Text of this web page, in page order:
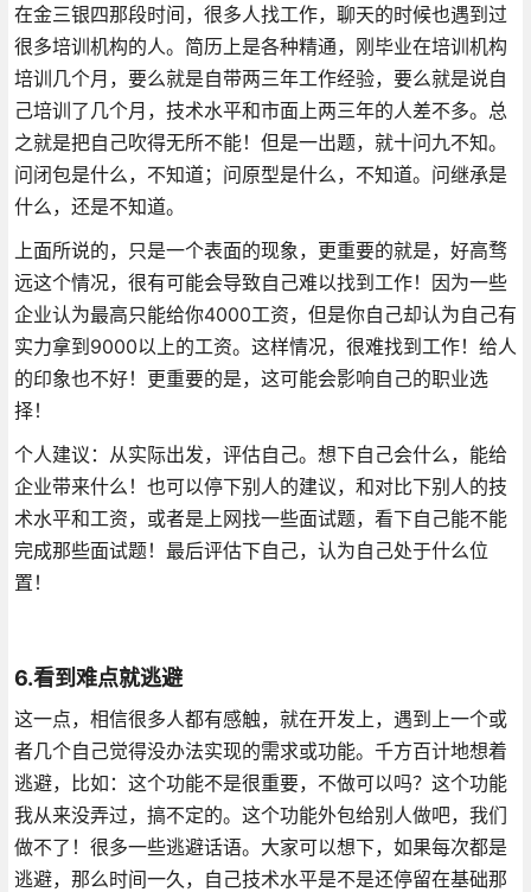
在金三银四那段时间，很多人找工作，聊天的时候也遇到过
很多培训机构的人。简历上是各种精通，刚毕业在培训机构
培训几个月，要么就是自带两三年工作经验，要么就是说自
己培训了几个月，技术水平和市面上两三年的人差不多。总
之就是把自己吹得无所不能！但是一出题，就十问九不知。
问闭包是什么，不知道；问原型是什么，不知道。问继承是
什么，还是不知道。
上面所说的，只是一个表面的现象，更重要的就是，好高骛
远这个情况，很有可能会导致自己难以找到工作！因为一些
企业认为最高只能给你4000工资，但是你自己却认为自己有
实力拿到9000以上的工资。这样情况，很难找到工作！给人
的印象也不好！更重要的是，这可能会影响自己的职业选
择！
个人建议：从实际出发，评估自己。想下自己会什么，能给
企业带来什么！也可以停下别人的建议，和对比下别人的技
术水平和工资，或者是上网找一些面试题，看下自己能不能
完成那些面试题！最后评估下自己，认为自己处于什么位
置！
6.看到难点就逃避
这一点，相信很多人都有感触，就在开发上，遇到上一个或
者几个自己觉得没办法实现的需求或功能。千方百计地想着
逃避，比如：这个功能不是很重要，不做可以吗？这个功能
我从来没弄过，搞不定的。这个功能外包给别人做吧，我们
做不了！很多一些逃避话语。大家可以想下，如果每次都是
逃避，那么时间一久，自己技术水平是不是还停留在基础那